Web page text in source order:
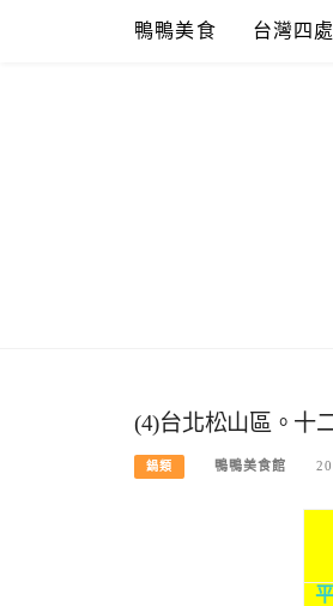
鴨鴨美食 台灣四
(4)台北松山區。十
鍋類 鴨鴨美食館